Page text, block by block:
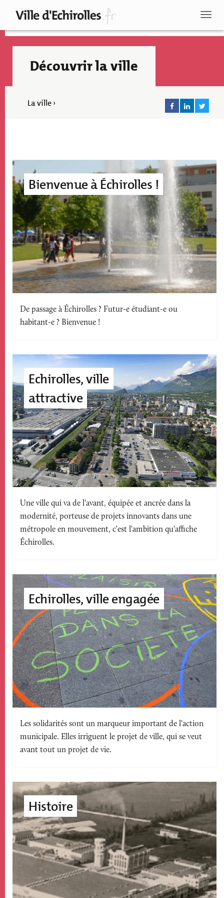
principal
Recherche
Découvrir la ville
La ville ›
Bienvenue à Échirolles !
Image
accroche
page
édito
Texte
accroche
De passage à Échirolles ? Futur-e étudiant-e ou
habitant-e ? Bienvenue !
Echirolles, ville
attractive
Image
accroche
page
édito
Texte
accroche
Une ville qui va de l'avant, équipée et ancrée dans la
modernité, porteuse de projets innovants dans une
métropole en mouvement, c'est l'ambition qu'affiche
Échirolles.
Echirolles, ville engagée
Image
accroche
page
édito
Texte
accroche
Les solidarités sont un marqueur important de l'action
municipale. Elles irriguent le projet de ville, qui se veut
avant tout un projet de vie.
Histoire
Image
accroche
page
édito